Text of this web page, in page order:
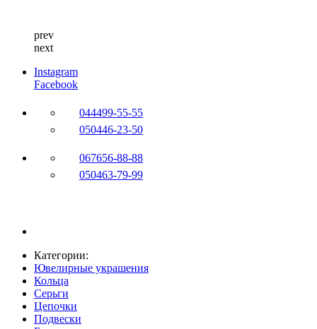
prev
next
Instagram
Facebook
044499-55-55
050446-23-50
067656-88-88
050463-79-99
Категории:
Ювелирные украшения
Кольца
Серьги
Цепочки
Подвески